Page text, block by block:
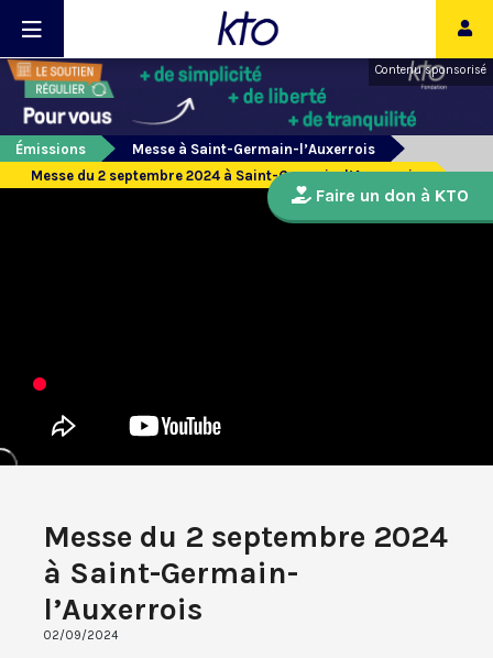
Contenu sponsorisé
Émissions
Messe à Saint-Germain-l’Auxerrois
Messe du 2 septembre 2024 à Saint-Germain-l’Auxerrois
Messe du 2 septembre 2024
à Saint-Germain-
l’Auxerrois
02/09/2024
Faire un don à KTO